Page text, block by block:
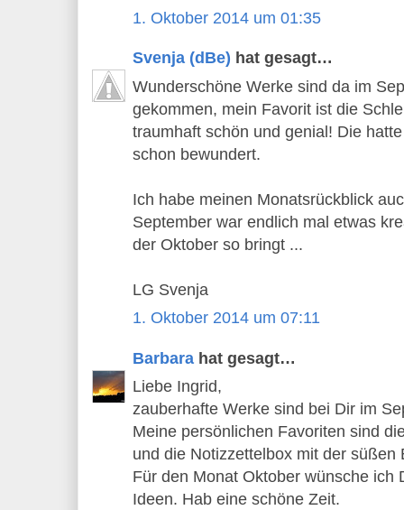
1. Oktober 2014 um 01:35
Svenja (dBe) hat gesagt…
Wunderschöne Werke sind da im
gekommen, mein Favorit ist die
traumhaft schön und genial! Die
schon bewundert.
Ich habe meinen Monatsrückblick
September war endlich mal etwas
der Oktober so bringt ...
LG Svenja
1. Oktober 2014 um 07:11
Barbara hat gesagt…
Liebe Ingrid,
zauberhafte Werke sind bei Dir im
Meine persönlichen Favoriten sind
und die Notizzettelbox mit der süßen
Für den Monat Oktober wünsche ich
Ideen. Hab eine schöne Zeit.